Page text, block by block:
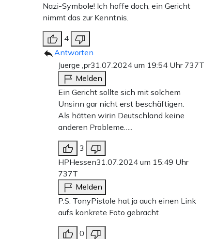
Nazi-Symbole! Ich hoffe doch, ein Gericht
nimmt das zur Kenntnis.
4
Antworten
Juerge ,pr31.07.2024 um 19:54 Uhr 737T
Melden
Ein Gericht sollte sich mit solchem
Unsinn gar nicht erst beschäftigen.
Als hätten wirin Deutschland keine
anderen Probleme…..
3
HPHessen31.07.2024 um 15:49 Uhr
737T
Melden
P.S. TonyPistole hat ja auch einen Link
aufs konkrete Foto gebracht.
0